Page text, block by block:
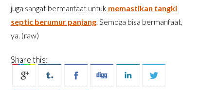
juga sangat bermanfaat untuk memastikan tangki
septic berumur panjang. Semoga bisa bermanfaat,
ya. (raw)
Share this: